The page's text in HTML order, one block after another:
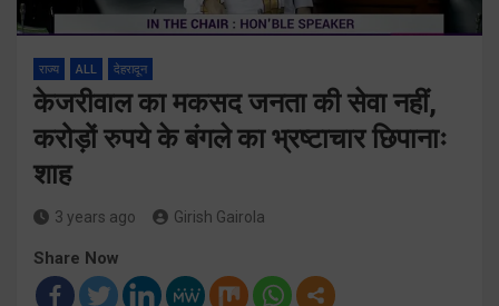
राज्य ALL देहरादून
केजरीवाल का मकसद जनता की सेवा नहीं,
करोड़ों रुपये के बंगले का भ्रष्टाचार छिपानाः
शाह
3 years ago Girish Gairola
Share Now